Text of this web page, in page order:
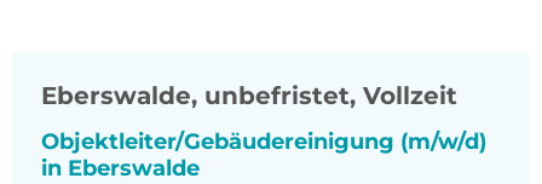
Eberswalde, unbefristet, Vollzeit
Objektleiter/Gebäudereinigung (m/w/d)
in Eberswalde